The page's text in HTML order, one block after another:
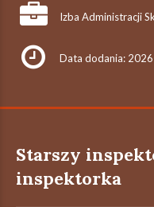
Izba Administracji
Data dodania:
Starszy
inspektorka